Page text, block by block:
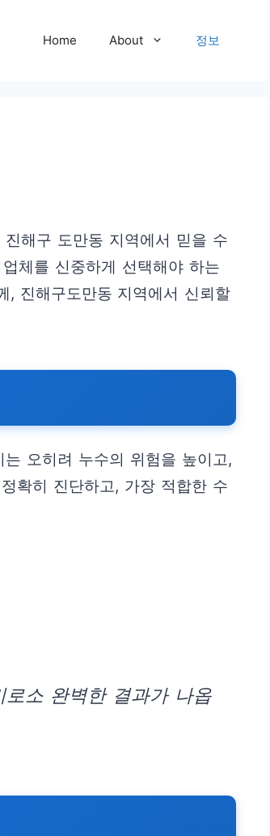
Home About 정보
해구 도만동 지역에서 믿을 수
체를 신중하게 선택해야 하는
, 진해구도만동 지역에서 신뢰할
오히려 누수의 위험을 높이고,
확히 진단하고, 가장 적합한 수
소 완벽한 결과가 나옵